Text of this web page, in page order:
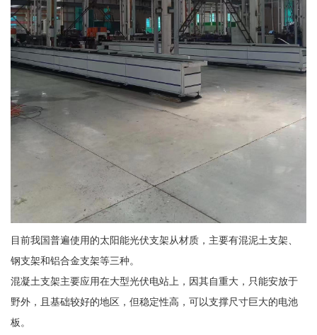
目前我国普遍使用的太阳能光伏支架从材质，主要有混泥土支架、
钢支架和铝合金支架等三种。
混凝土支架主要应用在大型光伏电站上，因其自重大，只能安放于
野外，且基础较好的地区，但稳定性高，可以支撑尺寸巨大的电池
板。